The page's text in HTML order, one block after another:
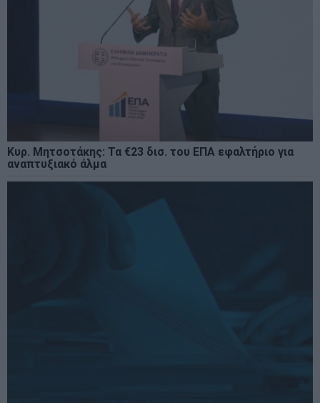
Κυρ. Μητσοτάκης: Τα €23 δισ. του ΕΠΑ εφαλτήριο για
αναπτυξιακό άλμα